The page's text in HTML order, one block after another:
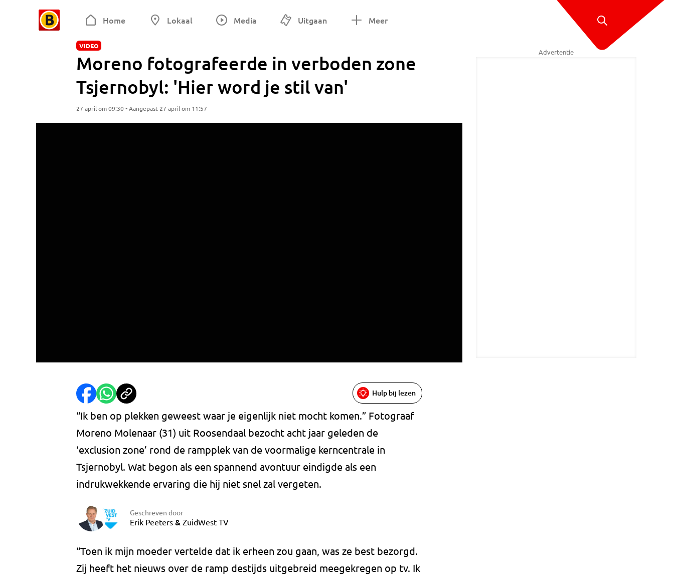
Home Lokaal Media Uitgaan Meer
VIDEO
Moreno fotografeerde in verboden zone
Tsjernobyl: 'Hier word je stil van'
27 april om 09:30 • Aangepast 27 april om 11:57
Hulp bij lezen
“Ik ben op plekken geweest waar je eigenlijk niet mocht komen.” Fotograaf
Moreno Molenaar (31) uit Roosendaal bezocht acht jaar geleden de
‘exclusion zone’ rond de rampplek van de voormalige kerncentrale in
Tsjernobyl. Wat begon als een spannend avontuur eindigde als een
indrukwekkende ervaring die hij niet snel zal vergeten.
Geschreven door
Erik Peeters & ZuidWest TV
“Toen ik mijn moeder vertelde dat ik erheen zou gaan, was ze best bezorgd.
Zij heeft het nieuws over de ramp destijds uitgebreid meegekregen op tv. Ik
Advertentie